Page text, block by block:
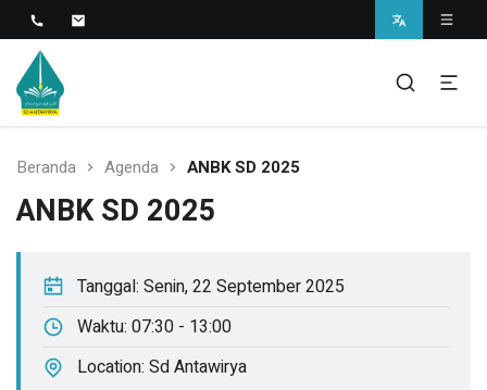
SD Antawirya
Islamic Javanese School
Beranda Agenda ANBK SD 2025
ANBK SD 2025
Tanggal: Senin, 22 September 2025
Waktu: 07:30 - 13:00
Location: Sd Antawirya